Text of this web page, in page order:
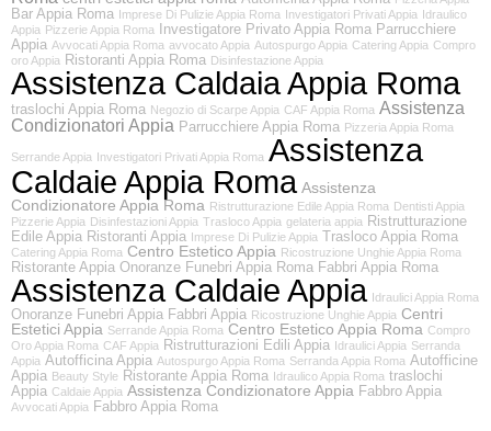
Bar Appia Roma Imprese Di Pulizie Appia Roma Investigatori Privati Appia Idraulico
Appia Pizzerie Appia Roma Investigatore Privato Appia Roma Parrucchiere
Appia Avvocati Appia Roma avvocato Appia Autospurgo Appia Catering Appia Compro
oro Appia Ristoranti Appia Roma Disinfestazione Appia
Assistenza Caldaia Appia Roma
traslochi Appia Roma Negozio di Scarpe Appia CAF Appia Roma Assistenza
Condizionatori Appia Parrucchiere Appia Roma Pizzeria Appia Roma
Serrande Appia Investigatori Privati Appia Roma Assistenza
Caldaie Appia Roma Assistenza
Condizionatore Appia Roma Ristrutturazione Edile Appia Roma Dentisti Appia
Pizzerie Appia Disinfestazioni Appia Trasloco Appia gelateria appia Ristrutturazione
Edile Appia Ristoranti Appia Imprese Di Pulizie Appia Trasloco Appia Roma
Catering Appia Roma Centro Estetico Appia Ricostruzione Unghie Appia Roma
Ristorante Appia Onoranze Funebri Appia Roma Fabbri Appia Roma
Assistenza Caldaie Appia Idraulici Appia Roma
Onoranze Funebri Appia Fabbri Appia Ricostruzione Unghie Appia Centri
Estetici Appia Serrande Appia Roma Centro Estetico Appia Roma Compro
Oro Appia Roma CAF Appia Ristrutturazioni Edili Appia Idraulici Appia Serranda
Appia Autofficina Appia Autospurgo Appia Roma Serranda Appia Roma Autofficine
Appia Beauty Style Ristorante Appia Roma Idraulico Appia Roma traslochi
Appia Caldaie Appia Assistenza Condizionatore Appia Fabbro Appia
Avvocati Appia Fabbro Appia Roma